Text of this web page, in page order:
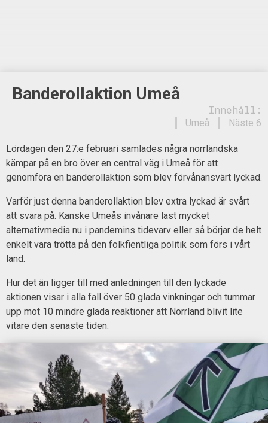
Banderollaktion Umeå
Innehåll:
Näste 6
Umeå
Lördagen den 27:e februari samlades några norrländska
kämpar på en bro över en central väg i Umeå för att
genomföra en banderollaktion som blev förvånansvärt lyckad.
Varför just denna banderollaktion blev extra lyckad är svårt
att svara på. Kanske Umeås invånare läst mycket
alternativmedia nu i pandemins tidevarv eller så börjar de helt
enkelt vara trötta på den folkfientliga politik som förs i vårt
land.
Hur det än ligger till med anledningen till den lyckade
aktionen visar i alla fall över 50 glada vinkningar och tummar
upp mot 10 mindre glada reaktioner att Norrland blivit lite
vitare den senaste tiden.